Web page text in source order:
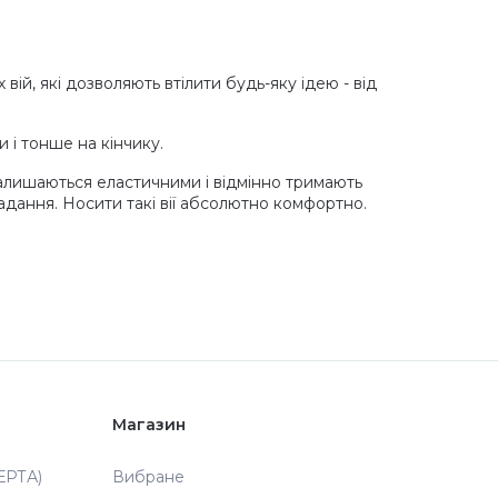
які дозволяють втілити будь-яку ідею - від
і тонше на кінчику.
еластичними і відмінно тримають
Носити такі вії абсолютно комфортно.
Магазин
Вибране